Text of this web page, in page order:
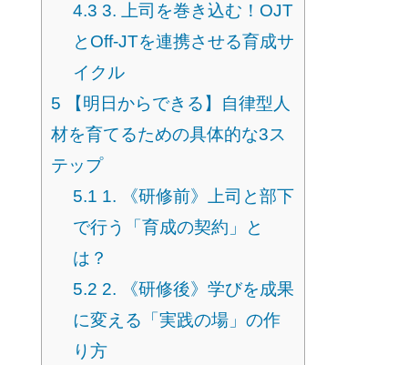
4.3 3. 上司を巻き込む！OJT
とOff-JTを連携させる育成サ
イクル
5 【明日からできる】自律型人
材を育てるための具体的な3ス
テップ
5.1 1. 《研修前》上司と部下
で行う「育成の契約」と
は？
5.2 2. 《研修後》学びを成果
に変える「実践の場」の作
り方